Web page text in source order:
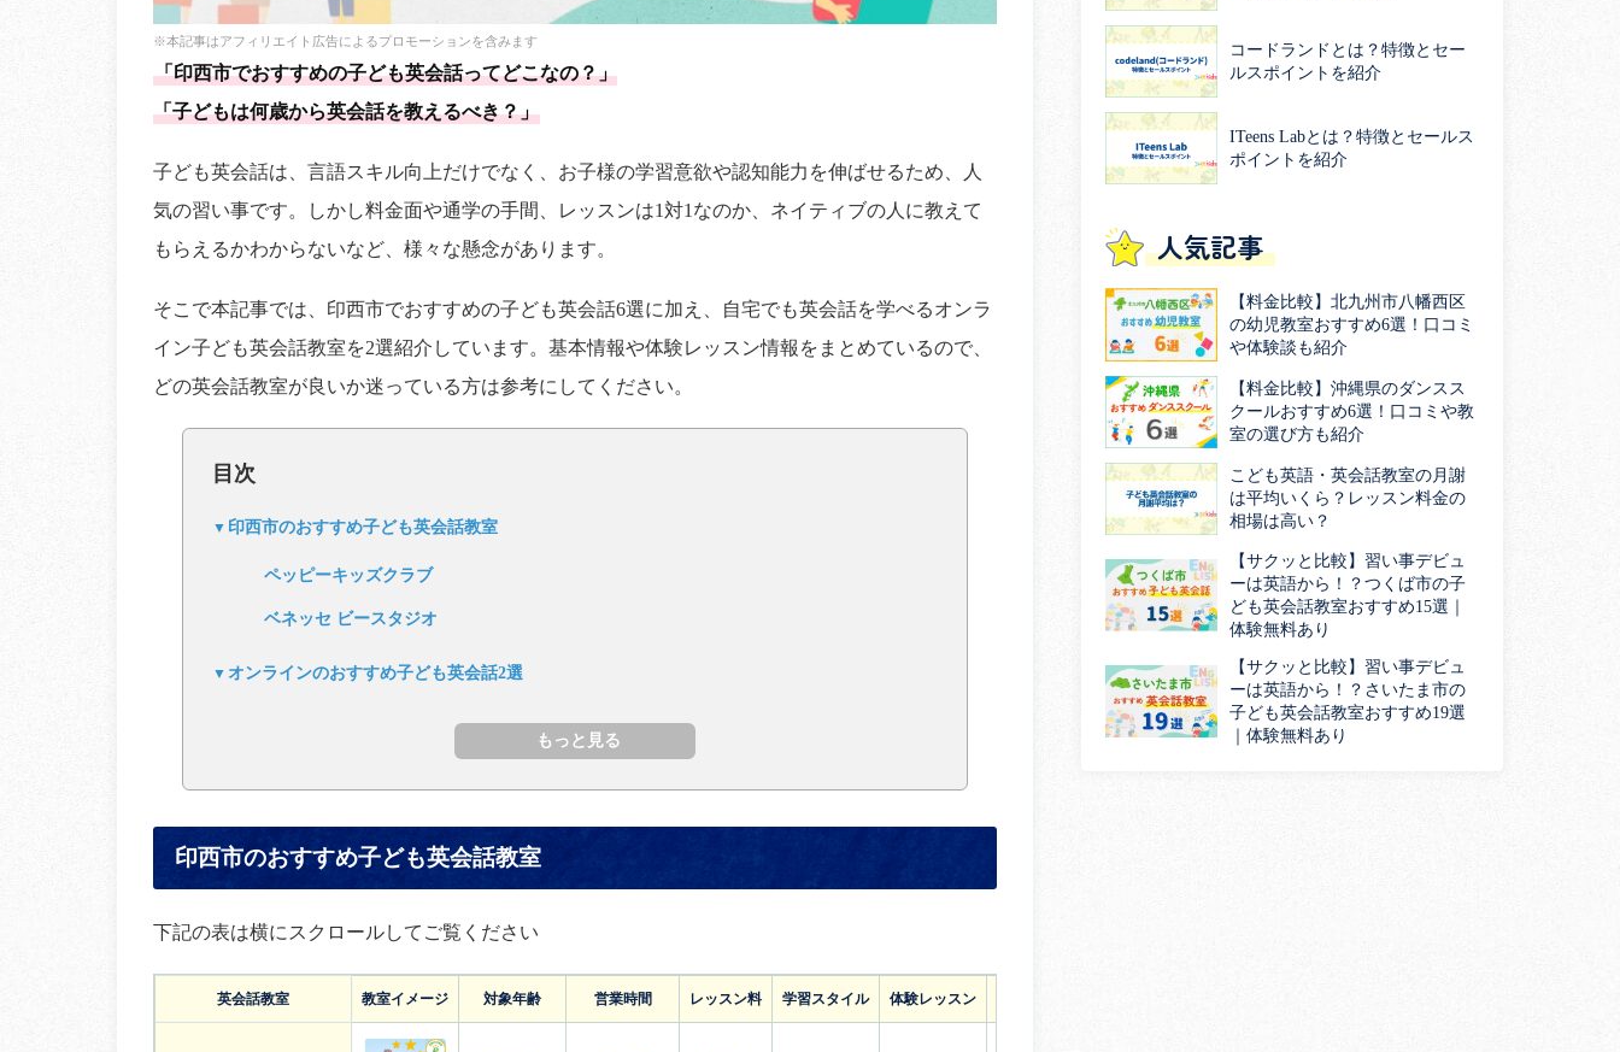
※本記事はアフィリエイト広告によるプロモーションを含みます
「印西市でおすすめの子ども英会話ってどこなの？」
「子どもは何歳から英会話を教えるべき？」
子ども英会話は、言語スキル向上だけでなく、お子様の学習意欲や認知能力を伸ばせるため、人
気の習い事です。しかし料金面や通学の手間、レッスンは1対1なのか、ネイティブの人に教えて
もらえるかわからないなど、様々な懸念があります。
そこで本記事では、印西市でおすすめの子ども英会話6選に加え、自宅でも英会話を学べるオンラ
イン子ども英会話教室を2選紹介しています。基本情報や体験レッスン情報をまとめているので、
どの英会話教室が良いか迷っている方は参考にしてください。
目次
印西市のおすすめ子ども英会話教室
ペッピーキッズクラブ
ベネッセ ビースタジオ
オンラインのおすすめ子ども英会話2選
印西市のおすすめ子ども英会話教室
下記の表は横にスクロールしてご覧ください
英会話教室 教室イメージ 対象年齢 営業時間 レッスン料 学習スタイル 体験レッスン
コードランドとは？特徴とセー
ルスポイントを紹介
ITeens Labとは？特徴とセールス
ポイントを紹介
人気記事
【料金比較】北九州市八幡西区
の幼児教室おすすめ6選！口コミ
や体験談も紹介
【料金比較】沖縄県のダンスス
クールおすすめ6選！口コミや教
室の選び方も紹介
こども英語・英会話教室の月謝
は平均いくら？レッスン料金の
相場は高い？
【サクッと比較】習い事デビュ
ーは英語から！？つくば市の子
ども英会話教室おすすめ15選｜
体験無料あり
【サクッと比較】習い事デビュ
ーは英語から！？さいたま市の
子ども英会話教室おすすめ19選
｜体験無料あり